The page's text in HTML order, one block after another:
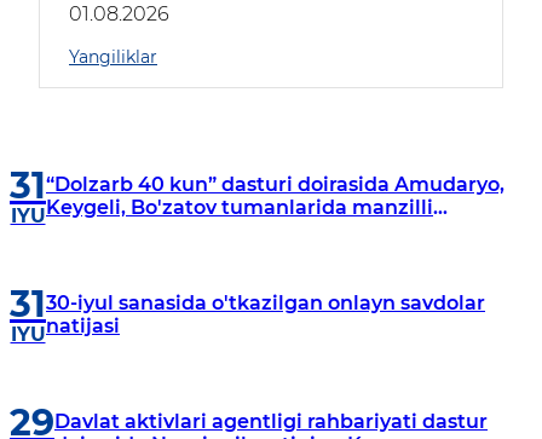
borildi
01.08.2026
Yangiliklar
31
IYU
“Dolzarb 40 kun” dasturi doirasida Amudaryo,
Keygeli, Bo'zatov tumanlarida manzilli
31
IYU
30-iyul sanasida o'tkazilgan onlayn savdolar
natijasi
29Davlat aktivlari agentligi rahbariyati dastur